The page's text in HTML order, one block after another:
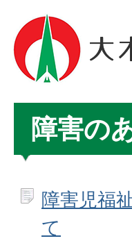
障害の
障害児福
て